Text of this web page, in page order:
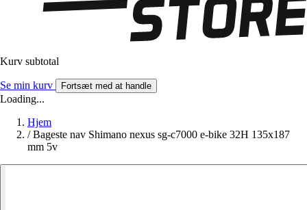
Kurv subtotal
Se min kurv Fortsæt med at handle
Loading...
Hjem
/ Bageste nav Shimano nexus sg-c7000 e-bike 32H 135x187
mm 5v